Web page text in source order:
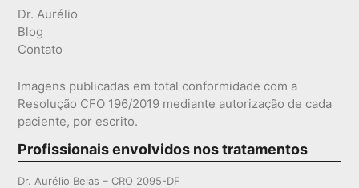
Dr. Aurélio
Blog
Contato
Imagens publicadas em total conformidade com a
Resolução CFO 196/2019 mediante autorização de cada
paciente, por escrito.
Profissionais envolvidos nos tratamentos
Dr. Aurélio Belas – CRO 2095-DF